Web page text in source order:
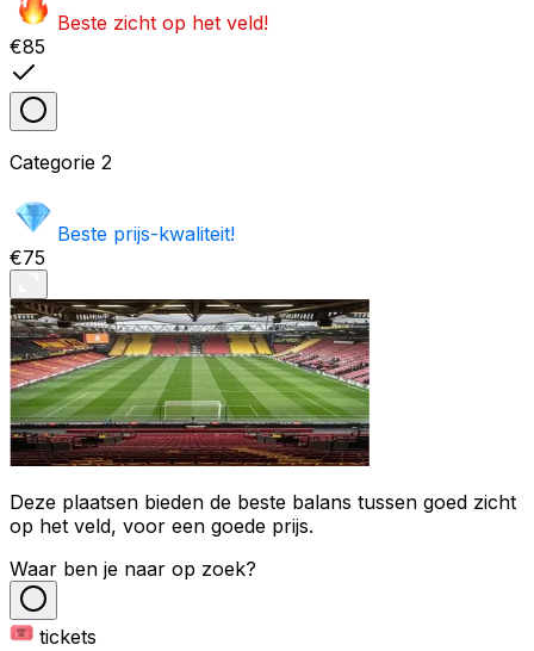
Beste zicht op het veld!
€85
Categorie 2
Beste prijs-kwaliteit!
€75
Deze plaatsen bieden de beste balans tussen goed zicht
op het veld, voor een goede prijs.
Waar ben je naar op zoek?
tickets